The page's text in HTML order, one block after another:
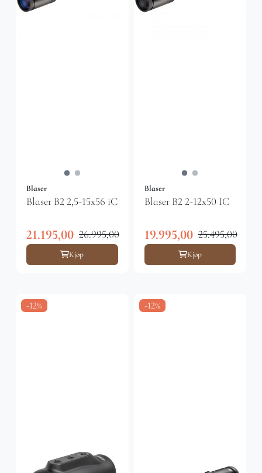
Blaser
Blaser B2 2,5-15x56 iC
21.195,00 26.995,00
Kjøp
Blaser
Blaser B2 2-12x50 IC
19.995,00 25.495,00
Kjøp
-12% -12%